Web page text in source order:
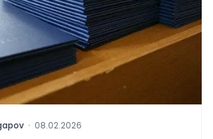
· 08.02.2026